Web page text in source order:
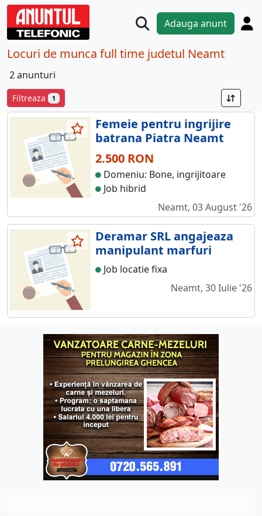
Adauga anunt
Locuri de munca full time judetul Neamt
2 anunturi
Filtreaza 1
Femeie pentru ingrijire
batrana Piatra Neamt
2.500 RON
Domeniu: Bone, ingrijitoare
Job hibrid
Neamt, 03 August '26
Deramar SRL angajeaza
manipulant marfuri
Job locatie fixa
Neamt, 30 Iulie '26